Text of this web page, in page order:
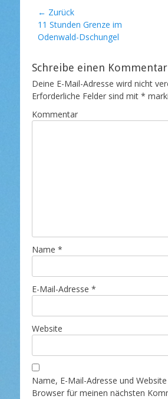
Beitragsnavigation
← Zurück
Vorheriger
Beitrag:
11 Stunden Grenze im
Odenwald-Dschungel
Schreibe einen Kommentar
Deine E-Mail-Adresse wird nicht
Erforderliche Felder sind mit *
Kommentar
Name *
E-Mail-Adresse *
Website
Name, E-Mail-Adresse und
Browser für meinen nächsten